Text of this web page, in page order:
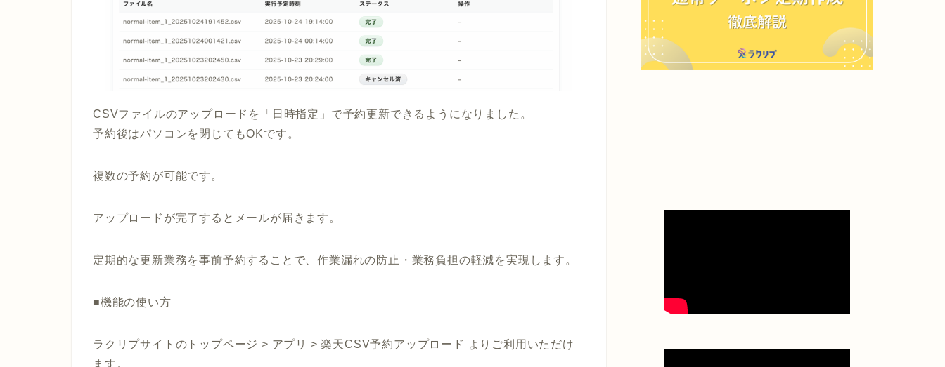
CSVファイルのアップロードを「日時指定」で予約更新できるようになりました。
予約後はパソコンを閉じてもOKです。
複数の予約が可能です。
アップロードが完了するとメールが届きます。
定期的な更新業務を事前予約することで、作業漏れの防止・業務負担の軽減を実現します。
■機能の使い方
ラクリプサイトのトップページ > アプリ > 楽天CSV予約アップロード よりご利用いただけ
ます。